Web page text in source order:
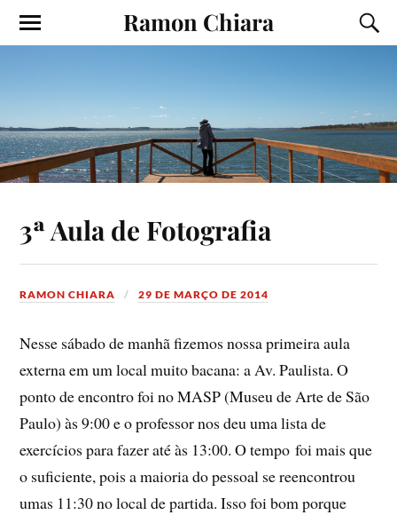
Ramon Chiara
3ª Aula de Fotografia
RAMON CHIARA 29 DE MARÇO DE 2014
Nesse sábado de manhã fizemos nossa primeira aula
externa em um local muito bacana: a Av. Paulista. O
ponto de encontro foi no MASP (Museu de Arte de São
Paulo) às 9:00 e o professor nos deu uma lista de
exercícios para fazer até às 13:00. O tempo foi mais que
o suficiente, pois a maioria do pessoal se reencontrou
umas 11:30 no local de partida. Isso foi bom porque